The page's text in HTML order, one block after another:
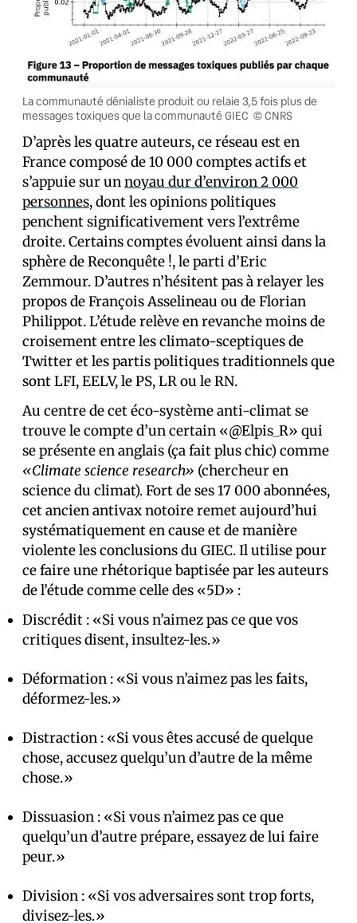
La communauté dénialiste produit ou relaie 3,5 fois plus de
messages toxiques que la communauté GIEC © CNRS
D’après les quatre auteurs, ce réseau est en
France composé de 10 000 comptes actifs et
s’appuie sur unnoyau dur d’environ 2 000
personnes, dont les opinions politiques
penchent significativement vers l’extrême
droite. Certains comptes évoluent ainsi dans la
sphère de Reconquête !, le parti d’Eric
Zemmour. D’autres n’hésitent pas à relayer les
propos de François Asselineau ou de Florian
Philippot. L’étude relève en revanche moins de
croisement entre les climato-sceptiques de
Twitter et les partis politiques traditionnels que
sont LFI, EELV, le PS, LR ou le RN.
Au centre de cet éco-système anti-climat se
trouve le compte d’un certain «@Elpis_R» qui
se présente en anglais (ça fait plus chic) comme
«Climate science research» (chercheur en
science du climat). Fort de ses 17 000 abonné·es,
cet ancien antivax notoire remet aujourd’hui
systématiquement en cause et de manière
violente les conclusions du GIEC. Il utilise pour
ce faire une rhétorique baptisée par les auteurs
de l’étude comme celle des «5D» :
Discrédit : «Si vous n’aimez pas ce que vos
critiques disent, insultez-les.»
Déformation : «Si vous n’aimez pas les faits,
déformez-les.»
Distraction : «Si vous êtes accusé de quelque
chose, accusez quelqu’un d’autre de la même
chose.»
Dissuasion : «Si vous n’aimez pas ce que
quelqu’un d’autre prépare, essayez de lui faire
peur.»
Division : «Si vos adversaires sont trop forts,
divisez-les.»